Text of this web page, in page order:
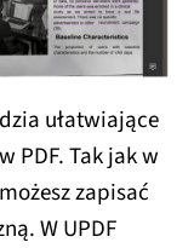
ułatwiające
PDF. Tak jak w
zapisać
W UPDF